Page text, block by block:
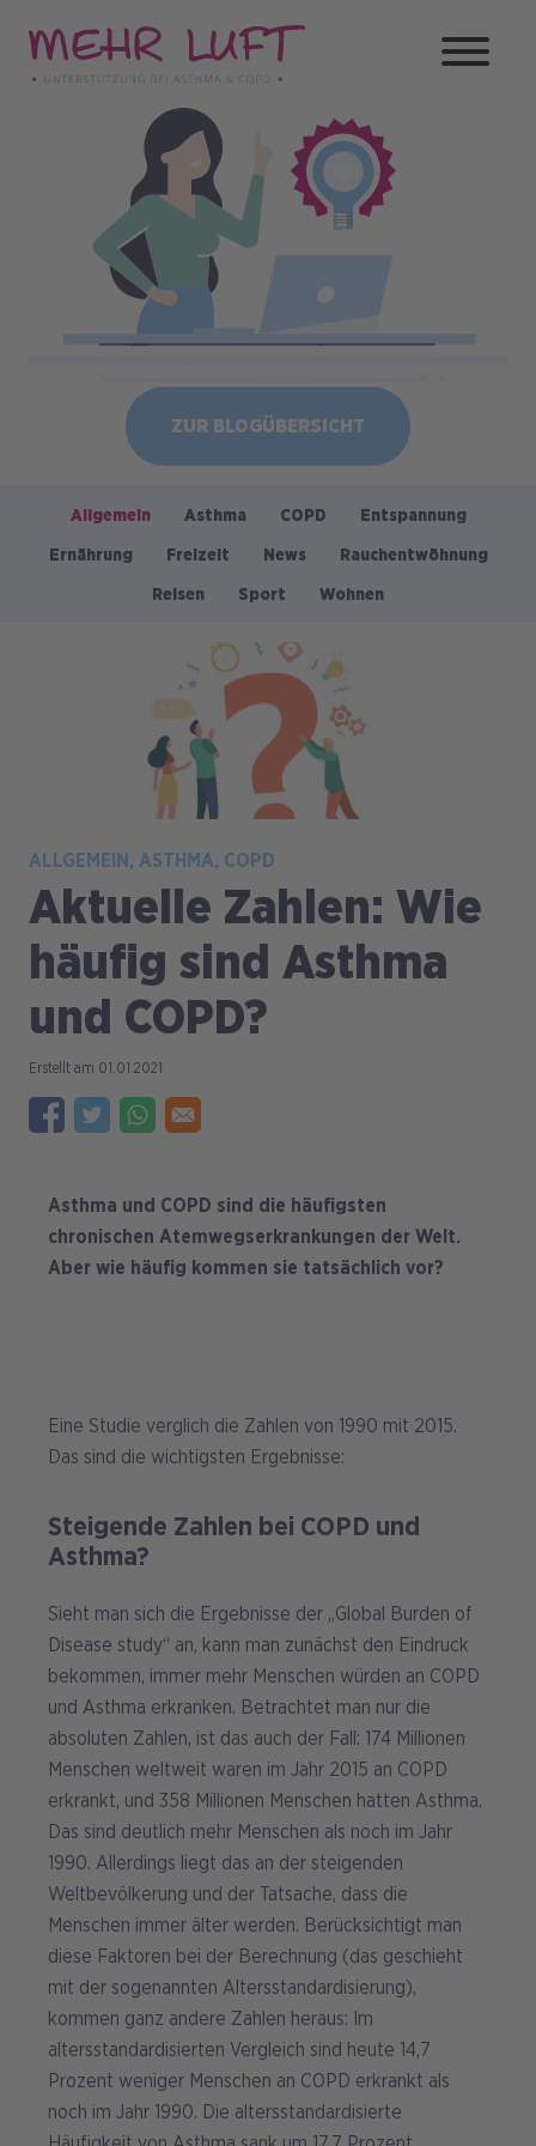
zum
Inhalt
ZUR BLOGÜBERSICHT
Kategorien
Allgemein Asthma COPD Entspannung
Ernährung Freizeit News Rauchentwöhnung
Reisen Sport Wohnen
ALLGEMEIN ASTHMA COPD
Aktuelle Zahlen: Wie
häufig sind Asthma
und COPD?
01.01.2021
Asthma und COPD sind die häufigsten
chronischen Atemwegserkrankungen der Welt.
Aber wie häufig kommen sie tatsächlich vor?
Eine Studie verglich die Zahlen von 1990 mit 2015.
Das sind die wichtigsten Ergebnisse:
Steigende Zahlen bei COPD und
Asthma?
Sieht man sich die Ergebnisse der „Global Burden of
Disease study“ an, kann man zunächst den Eindruck
bekommen, immer mehr Menschen würden an COPD
und Asthma erkranken. Betrachtet man nur die
absoluten Zahlen, ist das auch der Fall: 174 Millionen
Menschen weltweit waren im Jahr 2015 an COPD
erkrankt, und 358 Millionen Menschen hatten Asthma.
Das sind deutlich mehr Menschen als noch im Jahr
1990. Allerdings liegt das an der steigenden
Weltbevölkerung und der Tatsache, dass die
Menschen immer älter werden. Berücksichtigt man
diese Faktoren bei der Berechnung (das geschieht
mit der sogenannten Altersstandardisierung),
kommen ganz andere Zahlen heraus: Im
altersstandardisierten Vergleich sind heute 14,7
Prozent weniger Menschen an COPD erkrankt als
noch im Jahr 1990. Die altersstandardisierte